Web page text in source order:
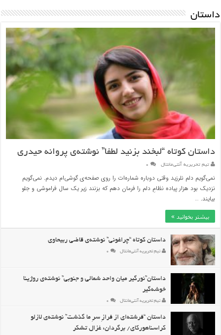
داستان
داستان کوتاه “لبخند بزنید لطفا” نوشته‌ی پروانه حیدری
تیم تحریریه آنتی‌مانتال ۰
نمی‌گویم دلم نلرزید وقتی دوباره شماره‌ات را روی صفحه‌ی گوشی‌ام دیدم. نمی‌گویم
نزدیک بود هزار پیاده نظامِ دلم را فرمان دهم که بزنند زیر یک سال فراموشی و جلو
بیایند. …
بیشتر بخوانید »
داستان کوتاه “چراغونی” نوشته‌ی قاضی ربیحاوی
تیم تحریریه آنتی‌مانتال ۰
داستان”نورگیر میان واحد شمالی و جنوبی” نوشته‌ی روژینا
خوشه‌گیر
تیم تحریریه آنتی‌مانتال ۰
داستان “فرشته‌ای از فرازِ سرِ ما گذشت” نوشته‌ی لازلو
کراسناهورکای/ برگردان: غزال تشکر